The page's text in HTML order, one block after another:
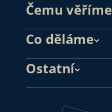
Čemu věříme
Co děláme
Ostatní